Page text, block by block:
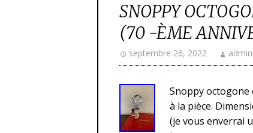
SNOPPY
(70 -ÈME
septembre 26, 2022 admin
Snoppy octogone
à la pièce.
(je vous enverrai